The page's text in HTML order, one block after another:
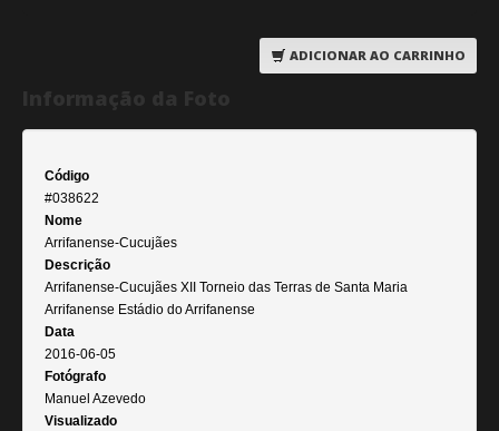
ADICIONAR AO CARRINHO
Código
#038622
Nome
Arrifanense-Cucujães
Descrição
Arrifanense-Cucujães XII Torneio das Terras de Santa Maria
Arrifanense Estádio do Arrifanense
Data
2016-06-05
Fotógrafo
Manuel Azevedo
Visualizado